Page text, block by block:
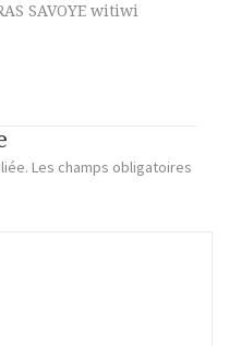
SAVOYE witiwi
Les champs obligatoires